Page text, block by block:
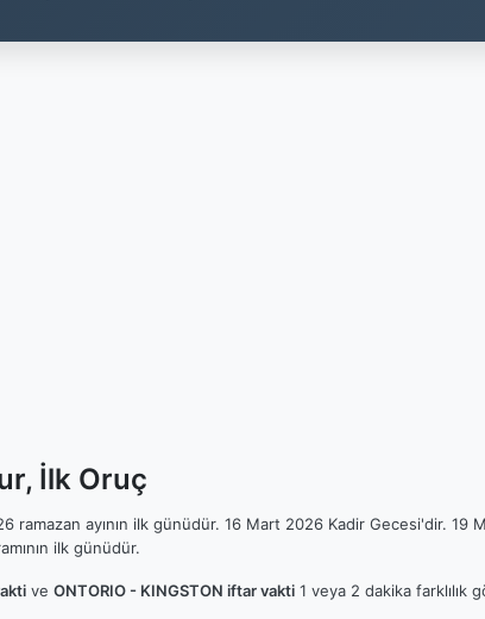
İlk Oruç
ramazan ayının ilk günüdür. 16 Mart 2026 Kadir Gecesi'dir. 19
ilk günüdür.
ve ONTORIO - KINGSTON iftar vakti 1 veya 2 dakika farklılık